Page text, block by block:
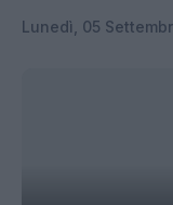
Lunedì, 05